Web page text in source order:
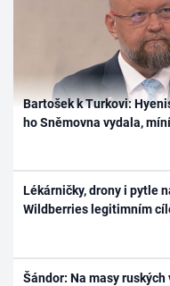
Bartošek k Turkovi:
ho Sněmovna vydala,
Lékárničky, drony i pytle
Wildberries legitimním
Šándor: Na masy